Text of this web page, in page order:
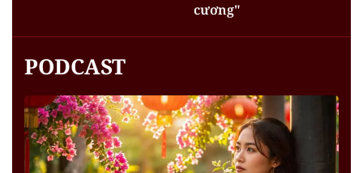
cương"
PODCAST